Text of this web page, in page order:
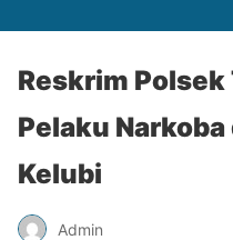
Reskrim
Pelaku
Kelubi
Admin